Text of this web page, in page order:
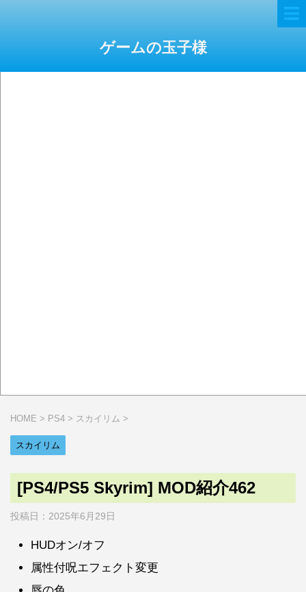
ゲームの玉子様
HOME > PS4 > スカイリム >
スカイリム
[PS4/PS5 Skyrim] MOD紹介462
投稿日： 2025年6月29日
HUDオン/オフ
属性付呪エフェクト変更